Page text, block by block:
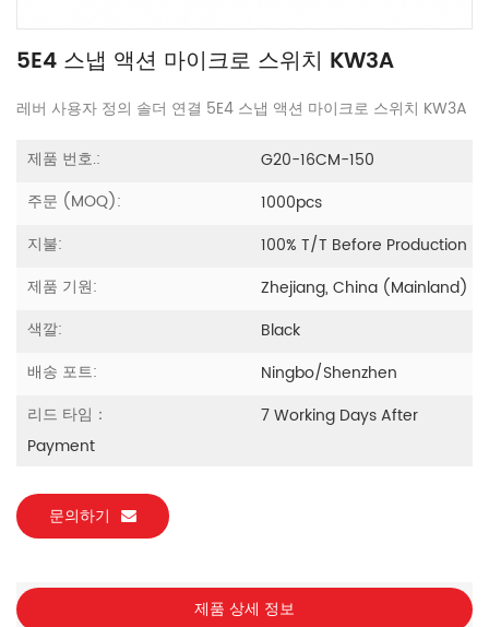
5E4 스냅 액션 마이크로 스위치 KW3A
레버 사용자 정의 솔더 연결 5E4 스냅 액션 마이크로 스위치 KW3A
제품 번호.:
G20-16CM-150
주문 (MOQ):
1000pcs
지불:
100% T/T Before Production
제품 기원:
Zhejiang, China (Mainland)
색깔:
Black
배송 포트:
Ningbo/Shenzhen
리드 타임：
7 Working Days After
Payment
문의하기
제품 상세 정보